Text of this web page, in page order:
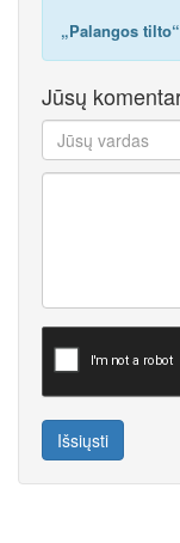
„Palangos
Jūsų
Išsiųsti